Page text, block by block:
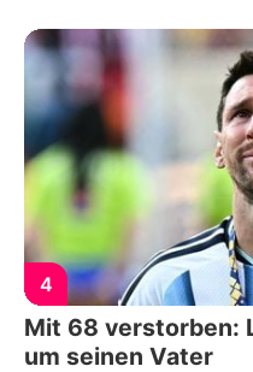
4
Mit 68 verstorben:
um seinen Vater